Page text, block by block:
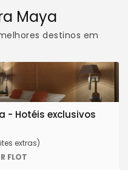
Maya
destinos em
- Hotéis exclusivos
extras)
FLOT